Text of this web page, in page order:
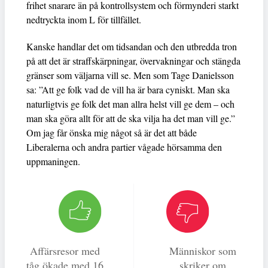
frihet snarare än på kontrollsystem och förmynderi starkt
nedtryckta inom L för tillfället.
Kanske handlar det om tidsandan och den utbredda tron
på att det är straffskärpningar, övervakningar och stängda
gränser som väljarna vill se. Men som Tage Danielsson
sa: ”Att ge folk vad de vill ha är bara cyniskt. Man ska
naturligtvis ge folk det man allra helst vill ge dem – och
man ska göra allt för att de ska vilja ha det man vill ge.”
Om jag får önska mig något så är det att både
Liberalerna och andra partier vågade hörsamma den
uppmaningen.
Affärsresor med
tåg ökade med 16
Människor som
skriker om